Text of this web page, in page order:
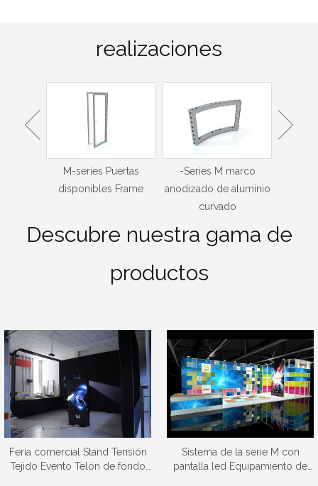
realizaciones
M-series Puertas
disponibles Frame
-Series M marco
anodizado de aluminio
curvado
Descubre nuestra gama de
productos
Feria comercial Stand Tensión
Tejido Evento Telón de fondo
Sistema de la serie M con
pantalla led Equipamiento de